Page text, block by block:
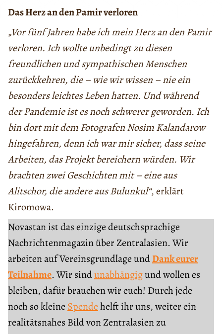
Das Herz an den Pamir verloren
„Vor fünf Jahren habe ich mein Herz an den Pamir
verloren. Ich wollte unbedingt zu diesen
freundlichen und sympathischen Menschen
zurückkehren, die – wie wir wissen – nie ein
besonders leichtes Leben hatten. Und während
der Pandemie ist es noch schwerer geworden. Ich
bin dort mit dem Fotografen Nosim Kalandarow
hingefahren, denn ich war mir sicher, dass seine
Arbeiten, das Projekt bereichern würden. Wir
brachten zwei Geschichten mit – eine aus
Alitschor, die andere aus Bulunkul“, erklärt
Kiromowa.
Novastan ist das einzige deutschsprachige
Nachrichtenmagazin über Zentralasien. Wir
arbeiten auf Vereinsgrundlage undDank eurer
Teilnahme. Wir sindunabhängigund wollen es
bleiben, dafür brauchen wir euch! Durch jede
noch so kleine Spendehelft ihr uns, weiter ein
realitätsnahes Bild von Zentralasien zu